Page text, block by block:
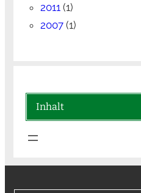
2011 (1)
2007(1)
Inhalt